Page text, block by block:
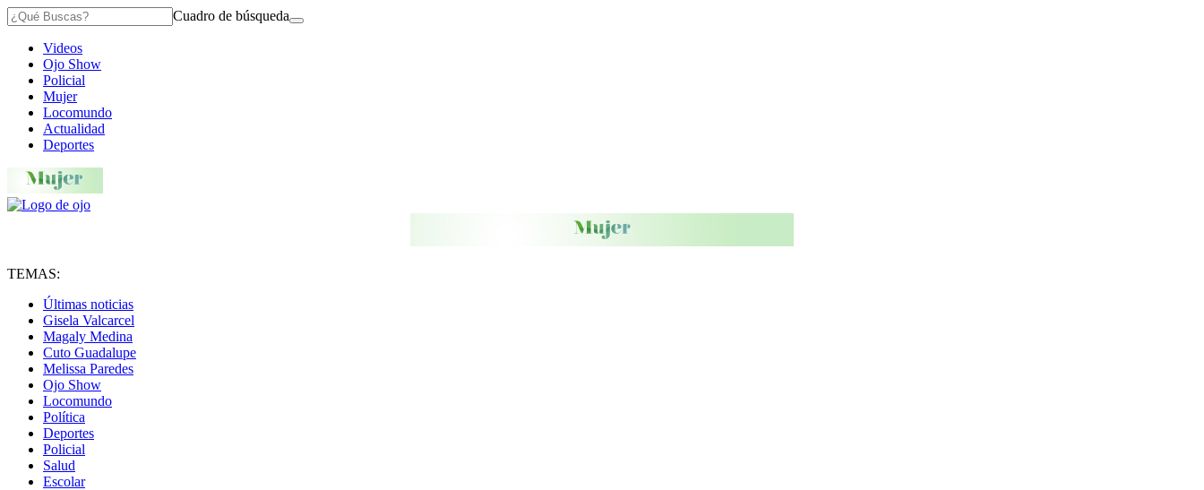
Cuadro de búsqueda
Videos
Ojo Show
Policial
Mujer
Locomundo
Actualidad
Deportes
TEMAS:
Últimas noticias
Gisela Valcarcel
Magaly Medina
Cuto Guadalupe
Melissa Paredes
Ojo Show
Locomundo
Política
Deportes
Policial
Salud
Escolar